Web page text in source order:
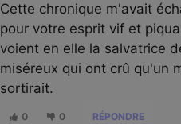
Cette chronique m'avait
pour votre esprit vif et
voient en elle la salvatrice
miséreux qui ont crû qu'un
sortirait.
0 0 RÉPONDRE